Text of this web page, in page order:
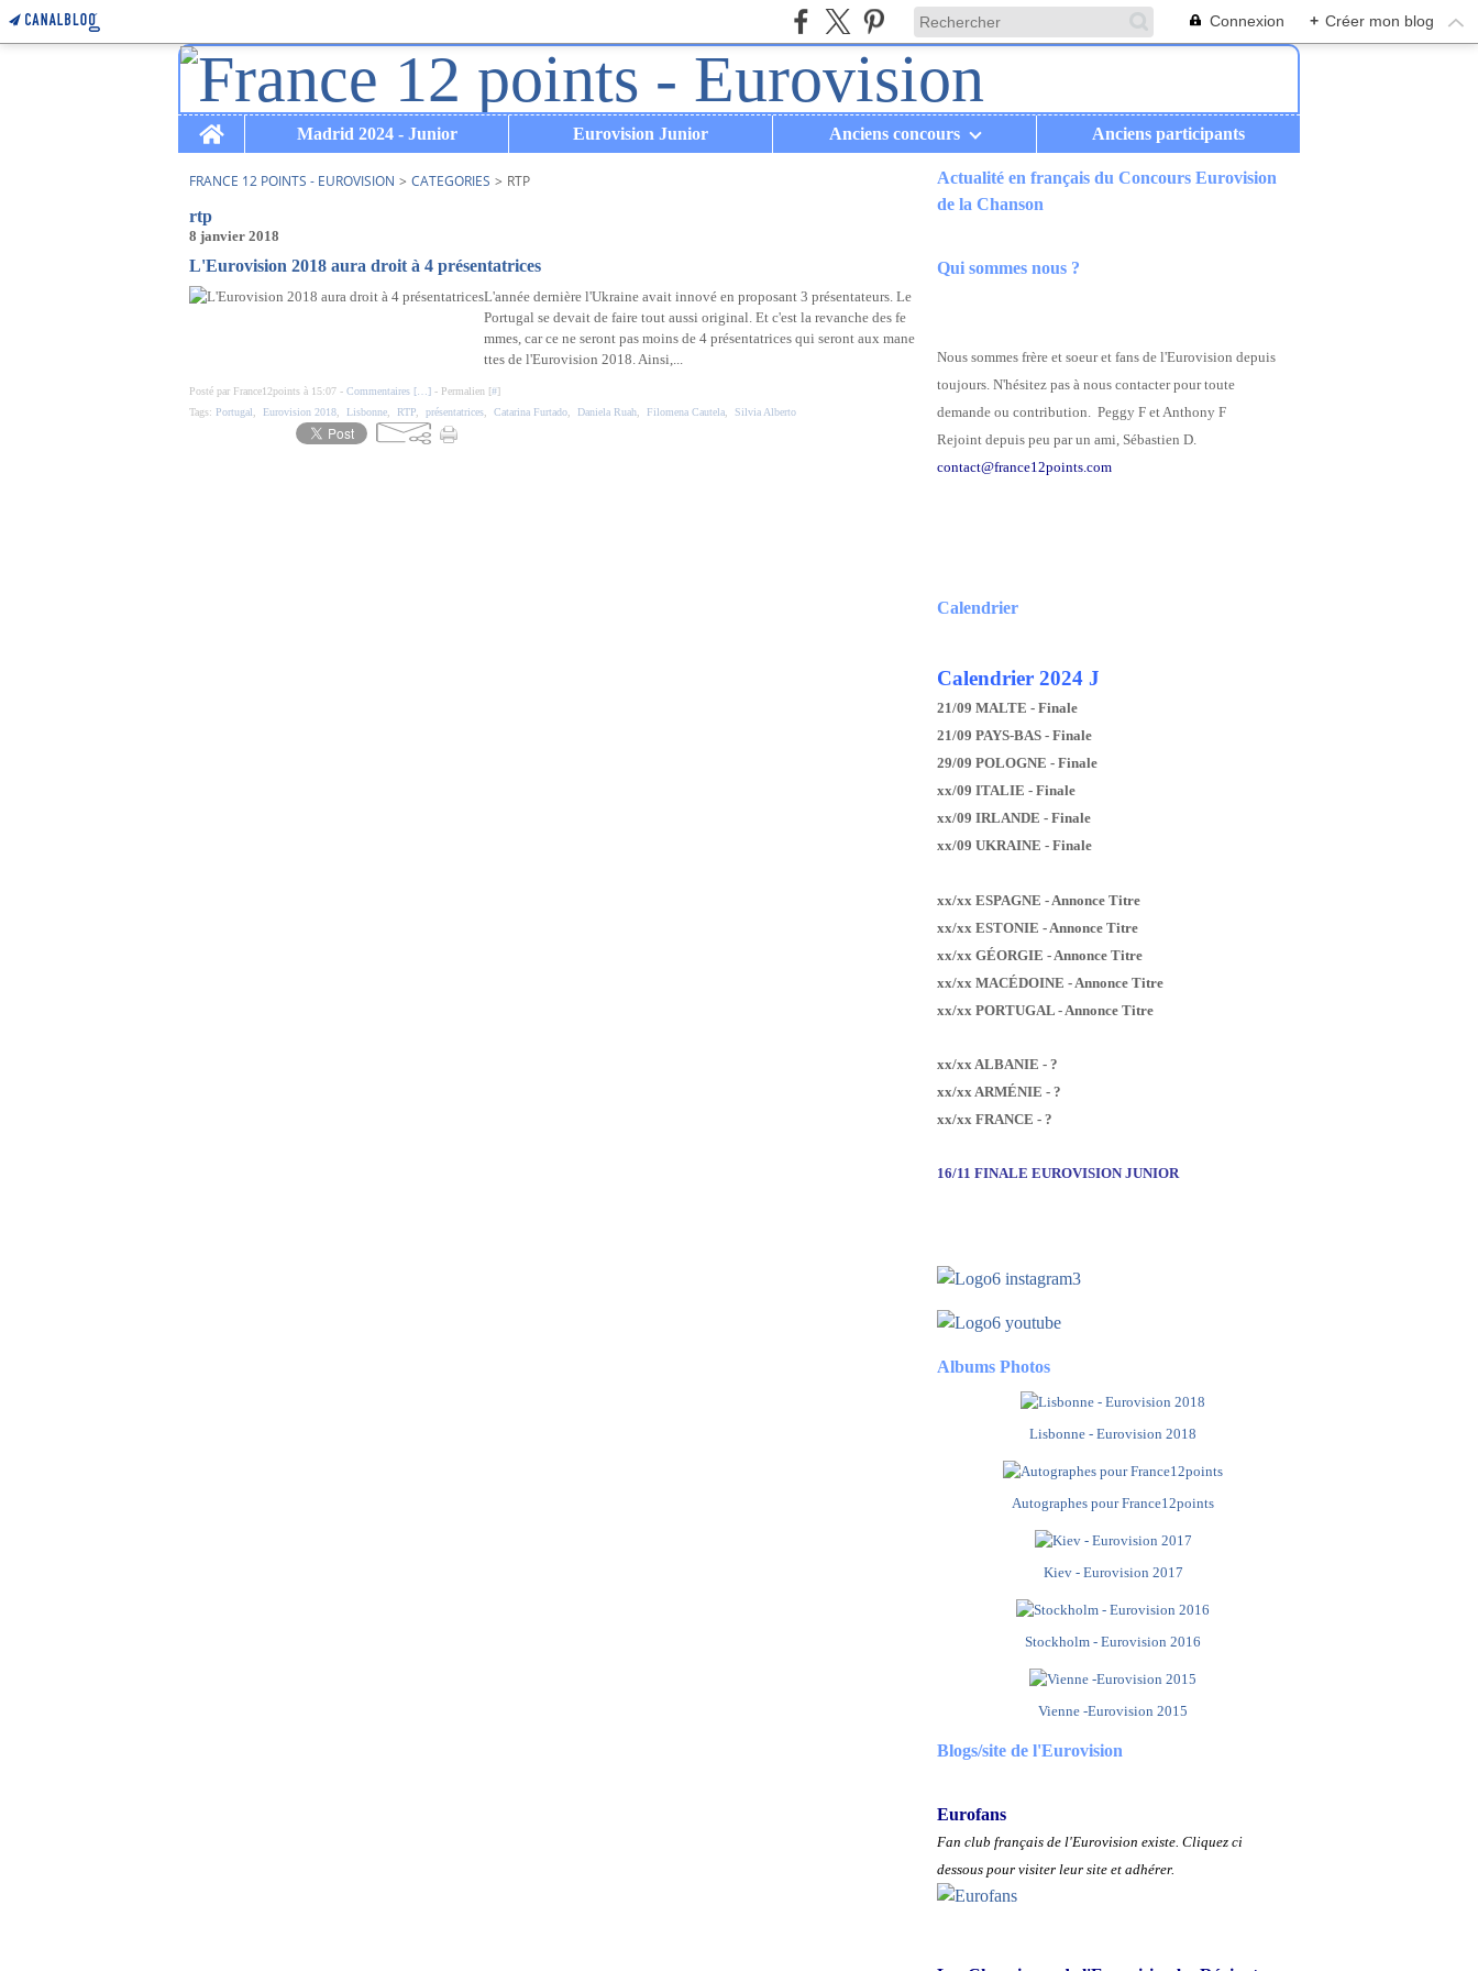
Connexion + Créer mon blog
Home
Madrid 2024 - Junior Eurovision Junior Anciens concours Anciens participants
FRANCE 12 POINTS - EUROVISION > CATEGORIES > RTP
rtp
8 janvier 2018
L'Eurovision 2018 aura droit à 4 présentatrices
L'année dernière l'Ukraine avait innové en proposant 3 présentateurs. Le
Portugal se devait de faire tout aussi original. Et c'est la revanche des fe
mmes, car ce ne seront pas moins de 4 présentatrices qui seront aux mane
ttes de l'Eurovision 2018. Ainsi,...
Posté par France12points à 15:07 - Commentaires [ ] - Permalien [#]
Tags: Portugal Eurovision 2018 Lisbonne RTP présentatrices Catarina Furtado Daniela Ruah Filomena Cautela Silvia Alberto
Actualité en français du Concours Eurovision
de la Chanson
Qui sommes nous ?
Nous sommes frère et soeur et fans de l'Eurovision depuis
toujours. N'hésitez pas à nous contacter pour toute
demande ou contribution. Peggy F et Anthony F
Rejoint depuis peu par un ami, Sébastien D.
contact@france12points.com
Calendrier
Calendrier 2024 J
21/09 MALTE - Finale
21/09 PAYS-BAS - Finale
29/09 POLOGNE - Finale
xx/09 ITALIE - Finale
xx/09 IRLANDE - Finale
xx/09 UKRAINE - Finale
xx/xx ESPAGNE - Annonce Titre
xx/xx ESTONIE - Annonce Titre
xx/xx GÉORGIE - Annonce Titre
xx/xx MACÉDOINE - Annonce Titre
xx/xx PORTUGAL - Annonce Titre
xx/xx ALBANIE - ?
xx/xx ARMÉNIE - ?
xx/xx FRANCE - ?
16/11 FINALE EUROVISION JUNIOR
Albums Photos
Lisbonne - Eurovision 2018
Autographes pour France12points
Kiev - Eurovision 2017
Stockholm - Eurovision 2016
Vienne -Eurovision 2015
Blogs/site de l'Eurovision
Eurofans
Fan club français de l'Eurovision existe. Cliquez ci
dessous pour visiter leur site et adhérer.